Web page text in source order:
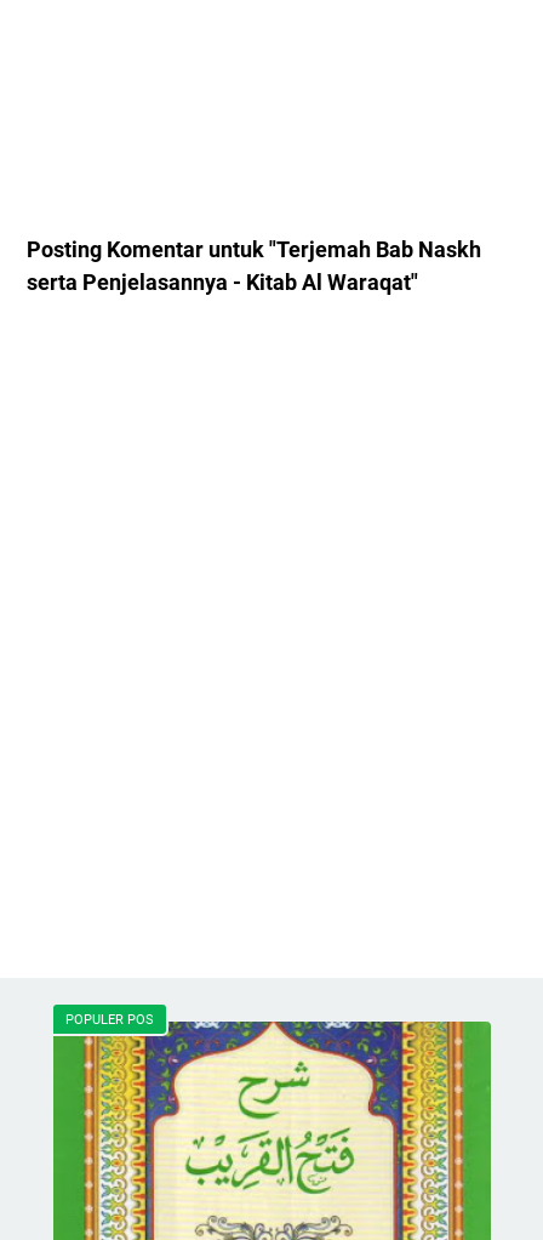
Posting Komentar untuk "Terjemah Bab Naskh
serta Penjelasannya - Kitab Al Waraqat"
POPULER POS